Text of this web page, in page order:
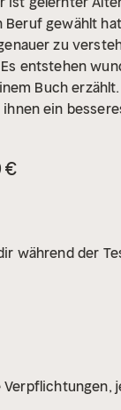
gewählt
zu
entstehen
Buch
ein
€
während der
Verpflichtungen,